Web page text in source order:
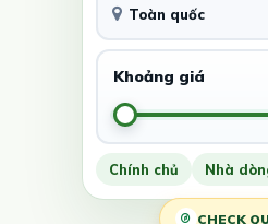
Toàn quốc
Khoảng giá
Chính chủ Nhà
CHECK